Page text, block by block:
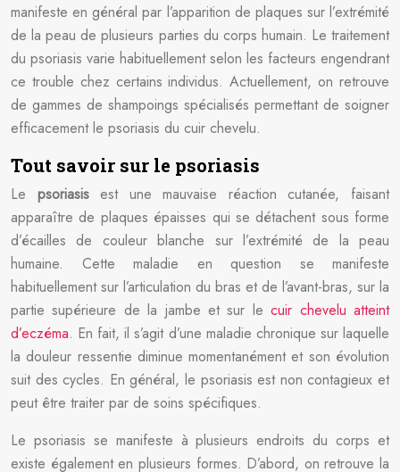
manifeste en général par l’apparition de plaques sur l’extrémité
de la peau de plusieurs parties du corps humain. Le traitement
du psoriasis varie habituellement selon les facteurs engendrant
ce trouble chez certains individus. Actuellement, on retrouve
de gammes de shampoings spécialisés permettant de soigner
efficacement le psoriasis du cuir chevelu.
Tout savoir sur le psoriasis
Le psoriasisest une mauvaise réaction cutanée, faisant
apparaître de plaques épaisses qui se détachent sous forme
d’écailles de couleur blanche sur l’extrémité de la peau
humaine. Cette maladie en question se manifeste
habituellement sur l’articulation du bras et de l’avant-bras, sur la
partie supérieure de la jambe et sur lecuir chevelu atteint
d’eczéma. En fait, il s’agit d’une maladie chronique sur laquelle
la douleur ressentie diminue momentanément et son évolution
suit des cycles. En général, le psoriasis est non contagieux et
peut être traiter par de soins spécifiques.
Le psoriasis se manifeste à plusieurs endroits du corps et
existe également en plusieurs formes. D’abord, on retrouve la